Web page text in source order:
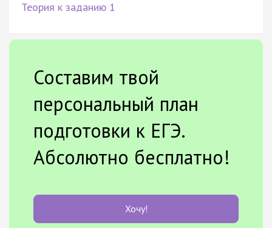
Теория к заданию 1
Составим твой
персональный план
подготовки к ЕГЭ.
Абсолютно бесплатно!
Хочу!